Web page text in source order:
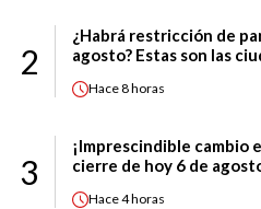
2
¿Habrá restricción de
agosto? Estas son las
Hace8 horas
3
¡Imprescindible cambio
cierre de hoy 6 de
Hace4 horas